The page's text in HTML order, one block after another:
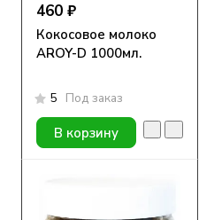
460 ₽
Кокосовое молоко
AROY-D 1000мл.
5 Под заказ
В корзину